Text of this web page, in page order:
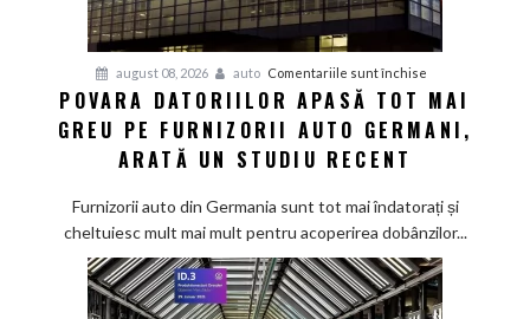
august 08, 2026 auto Comentariile sunt închise
Povara
datoriilor
mai
greu
furnizorii
auto
POVARA DATORIILOR APASĂ TOT MAI
GREU PE FURNIZORII AUTO GERMANI,
ARATĂ UN STUDIU RECENT
Furnizorii auto din Germania sunt tot mai îndatorați și
cheltuiesc mult mai mult pentru acoperirea dobânzilor...